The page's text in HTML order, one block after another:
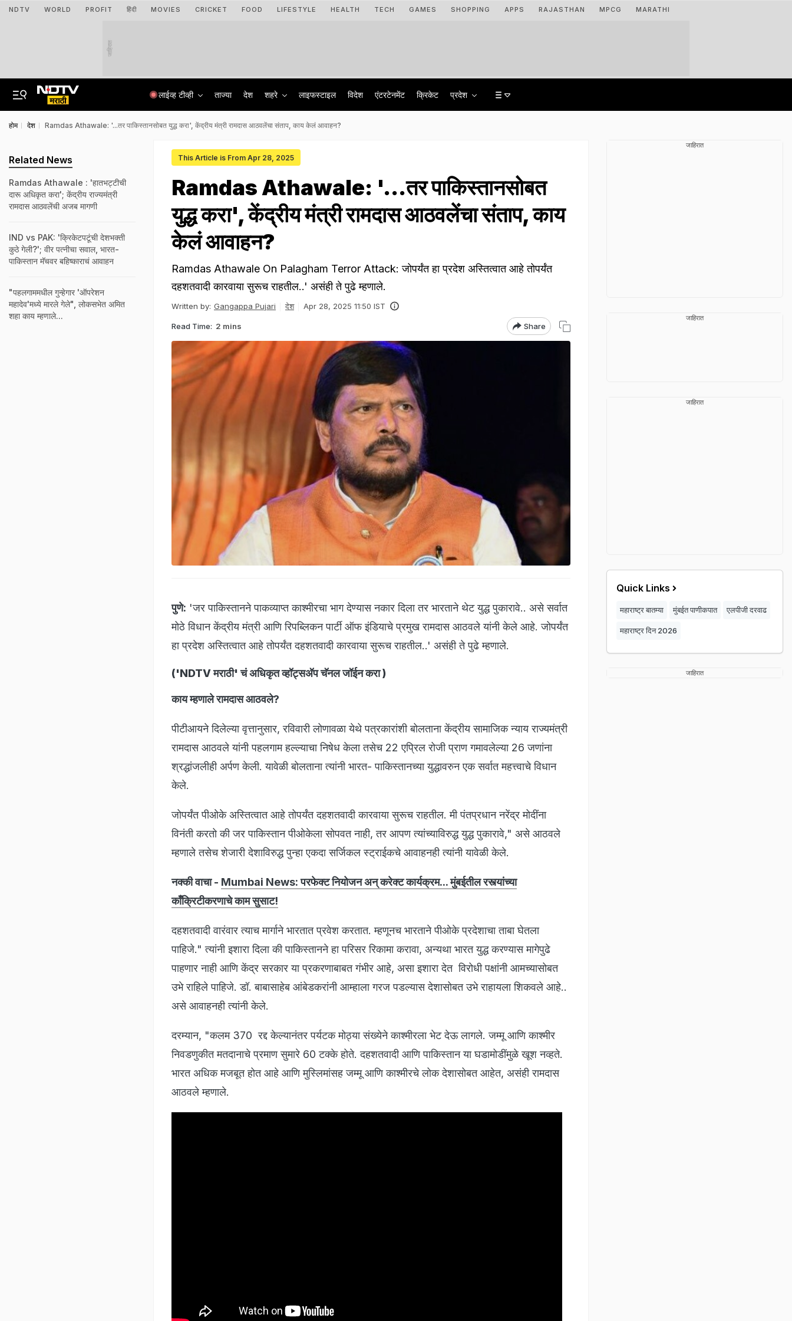
NDTV WORLD PROFIT हिंदी MOVIES CRICKET FOOD LIFESTYLE HEALTH TECH GAMES SHOPPING APPS RAJASTHAN MPCG MARATHI
जाहिरात
लाईव्ह टीव्ही ताज्या देश शहरे लाइफस्टाइल विदेश एंटरटेनमेंट क्रिकेट प्रदेश
होम देश Ramdas Athawale: '...तर पाकिस्तानसोबत युद्ध करा', केंद्रीय मंत्री रामदास आठवलेंचा संताप, काय केलं आवाहन?
This Article is From Apr 28, 2025
Ramdas Athawale: '...तर पाकिस्तानसोबत
युद्ध करा', केंद्रीय मंत्री रामदास आठवलेंचा संताप, काय
केलं आवाहन?
Ramdas Athawale On Palagham Terror Attack: जोपर्यंत हा प्रदेश अस्तित्वात आहे तोपर्यंत
दहशतवादी कारवाया सुरूच राहतील..' असंही ते पुढे म्हणाले.
Written by: Gangappa Pujari देश Apr 28, 2025 11:50 IST
Read Time: 2 mins Share
पुणे: 'जर पाकिस्तानने पाकव्याप्त काश्मीरचा भाग देण्यास नकार दिला तर भारताने थेट युद्ध पुकारावे.. असे सर्वात
मोठे विधान केंद्रीय मंत्री आणि रिपब्लिकन पार्टी ऑफ इंडियाचे प्रमुख रामदास आठवले यांनी केले आहे. जोपर्यंत
हा प्रदेश अस्तित्वात आहे तोपर्यंत दहशतवादी कारवाया सुरूच राहतील..' असंही ते पुढे म्हणाले.
('NDTV मराठी' चं अधिकृत व्हॉट्सअ‍ॅप चॅनल जॉईन करा)
काय म्हणाले रामदास आठवले?
पीटीआयने दिलेल्या वृत्तानुसार, रविवारी लोणावळा येथे पत्रकारांशी बोलताना केंद्रीय सामाजिक न्याय राज्यमंत्री
रामदास आठवले यांनी पहलगाम हल्ल्याचा निषेध केला तसेच 22 एप्रिल रोजी प्राण गमावलेल्या 26 जणांना
श्रद्धांजलीही अर्पण केली. यावेळी बोलताना त्यांनी भारत- पाकिस्तानच्या युद्धावरुन एक सर्वात महत्त्वाचे विधान
केले.
जोपर्यंत पीओके अस्तित्वात आहे तोपर्यंत दहशतवादी कारवाया सुरूच राहतील. मी पंतप्रधान नरेंद्र मोदींना
विनंती करतो की जर पाकिस्तान पीओकेला सोपवत नाही, तर आपण त्यांच्याविरुद्ध युद्ध पुकारावे," असे आठवले
म्हणाले तसेच शेजारी देशाविरुद्ध पुन्हा एकदा सर्जिकल स्ट्राईकचे आवाहनही त्यांनी यावेळी केले.
नक्की वाचा - Mumbai News: परफेक्ट नियोजन अन् करेक्ट कार्यक्रम... मुंबईतील रस्त्यांच्या
काँक्रिटीकरणाचे काम सुसाट!
दहशतवादी वारंवार त्याच मार्गाने भारतात प्रवेश करतात. म्हणूनच भारताने पीओके प्रदेशाचा ताबा घेतला
पाहिजे." त्यांनी इशारा दिला की पाकिस्तानने हा परिसर रिकामा करावा, अन्यथा भारत युद्ध करण्यास मागेपुढे
पाहणार नाही आणि केंद्र सरकार या प्रकरणाबाबत गंभीर आहे, असा इशारा देत विरोधी पक्षांनी आमच्यासोबत
उभे राहिले पाहिजे. डॉ. बाबासाहेब आंबेडकरांनी आम्हाला गरज पडल्यास देशासोबत उभे राहायला शिकवले आहे..
असे आवाहनही त्यांनी केले.
दरम्यान, "कलम 370 रद्द केल्यानंतर पर्यटक मोठ्या संख्येने काश्मीरला भेट देऊ लागले. जम्मू आणि काश्मीर
निवडणुकीत मतदानाचे प्रमाण सुमारे 60 टक्के होते. दहशतवादी आणि पाकिस्तान या घडामोडींमुळे खूश नव्हते.
भारत अधिक मजबूत होत आहे आणि मुस्लिमांसह जम्मू आणि काश्मीरचे लोक देशासोबत आहेत, असंही रामदास
आठवले म्हणाले.
Related News
Ramdas Athawale : 'हातभट्टीची
दारू अधिकृत करा'; केंद्रीय राज्यमंत्री
रामदास आठवलेंची अजब मागणी
IND vs PAK: 'क्रिकेटपटूंची देशभक्ती
कुठे गेली?'; वीर पत्नीचा सवाल, भारत-
पाकिस्तान मॅचवर बहिष्काराचं आवाहन
"पहलगाममधील गुन्हेगार 'ऑपरेशन
महादेव'मध्ये मारले गेले", लोकसभेत अमित
शहा काय म्हणाले...
जाहिरात
जाहिरात
जाहिरात
Quick Links
महाराष्ट्र बातम्या मुंबईत पाणीकपात एलपीजी दरवाढ
महाराष्ट्र दिन 2026
जाहिरात